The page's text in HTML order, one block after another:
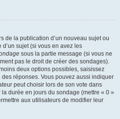
de la publication d’un nouveau sujet ou
sujet (si vous en avez les
sous la partie message (si vous ne
pas le droit de créer des sondages).
deux options possibles, saisissez
réponses. Vous pouvez aussi indiquer
peut choisir lors de son vote dans
durée en jours du sondage (mettre « 0 »
aux utilisateurs de modifier leur